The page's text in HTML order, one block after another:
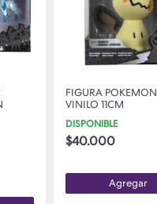
FIGURA POKEMON
VINILO 11CM
DISPONIBLE
$40.000
Agregar